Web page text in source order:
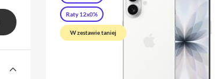
Raty 12x0%
W zestawie taniej